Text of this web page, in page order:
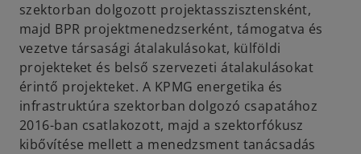
szektorban dolgozott projektasszisztensként,
majd BPR projektmenedzserként, támogatva és
vezetve társasági átalakulásokat, külföldi
projekteket és belső szervezeti átalakulásokat
érintő projekteket. A KPMG energetika és
infrastruktúra szektorban dolgozó csapatához
2016-ban csatlakozott, majd a szektorfókusz
kibővítése mellett a menedzsment tanácsadás